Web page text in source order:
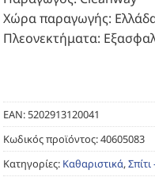
Χώρα παραγωγής:
Πλεονεκτήματα:
EAN: 5202913120041
Κωδικός προϊόντος:40605083
Κατηγορίες: Καθαριστικά,